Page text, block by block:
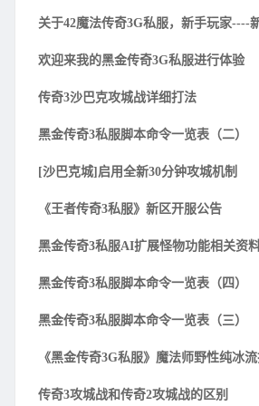
关于42魔法传奇3G私服，新手玩家----
欢迎来我的黑金传奇3G私服进行体验
传奇3沙巴克攻城战详细打法
黑金传奇3私服脚本命令一览表（二）
[沙巴克城]启用全新30分钟攻城机制
《王者传奇3私服》新区开服公告
黑金传奇3私服AI扩展怪物功能相关资
黑金传奇3私服脚本命令一览表（四）
黑金传奇3私服脚本命令一览表（三）
《黑金传奇3G私服》魔法师野性纯冰
传奇3攻城战和传奇2攻城战的区别